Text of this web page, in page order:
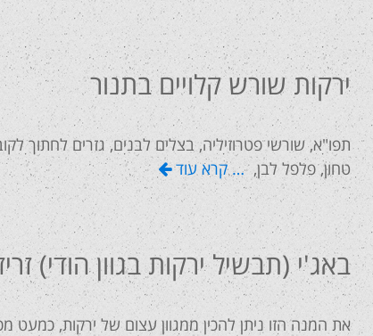
ירקות שורש קלויים בתנור
תפו"א, שורשי פטרוזיליה, בצלים לבנים, גזרים לחתוך
טחון, פלפל לבן,… קרא עוד
באג'י (תבשיל ירקות בגוון הודי)
את המנה הזו ניתן להכין ממגוון עצום של ירקות,